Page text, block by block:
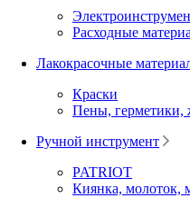
Расходные
Лакокрасочные
Краски
Пены, герметики,
Ручной инструмент
PATRIOT
Киянка, молоток,